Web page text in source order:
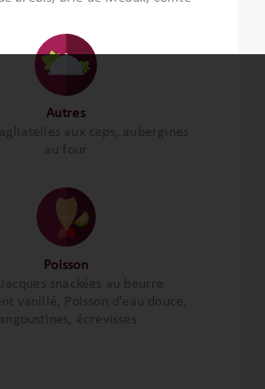
Autres
aux ceps, aubergines
au four
Poisson
snackées au beurre
vanillé, Poisson d’eau douce,
langoustines, écrevisses